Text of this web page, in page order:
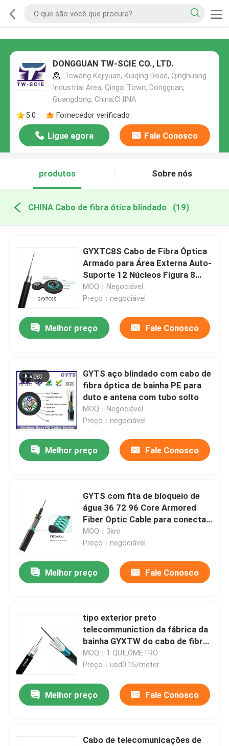
DONGGUAN TW-SCIE CO., LTD.
Tewang Kejiyuan, Kuiqing Road, Qinghuang
Industrial Area, Qingxi Town, Dongguan,
Guangdong, China,CHINA
5.0
Fornecedor verificado
Ligue agora Fale Conosco
produtos Sobre nós
CHINA Cabo de fibra ótica blindado (19)
GYXTC8S Cabo de Fibra Óptica
Armado para Área Externa Auto-
Suporte 12 Núcleos Figura 8
Tipo para Duto ou Antena
MOQ：Negociável
Preço：negociável
Melhor preço Fale Conosco
GYTS aço blindado com cabo de
fibra óptica de bainha PE para
duto e antena com tubo solto
MOQ：Negociável
Preço：negociável
Melhor preço Fale Conosco
GYTS com fita de bloqueio de
água 36 72 96 Core Armored
Fiber Optic Cable para conectar
equipamentos de comunicação
MOQ：3km
Preço：negociável
Melhor preço Fale Conosco
tipo exterior preto
telecommuniction da fábrica da
bainha GYXTW do cabo de fibra
ótica blindado de corning do
poder
MOQ：1 QUILÔMETRO
Preço：usd0.15/meter
Melhor preço Fale Conosco
Cabo de telecomunicações de